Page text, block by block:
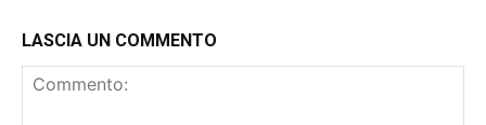
LASCIA UN COMMENTO